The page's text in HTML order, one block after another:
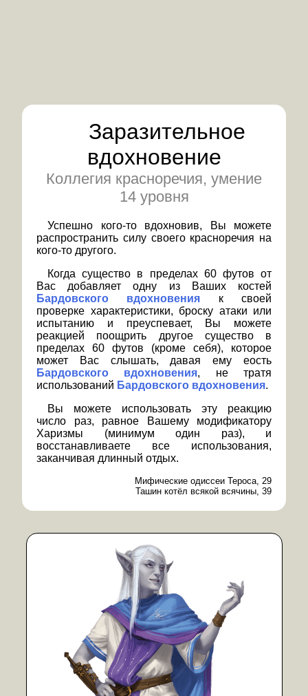
Заразительное
вдохновение
Коллегия красноречия, умение
14 уровня
Успешно кого-то вдохновив, Вы можете
распространить силу своего красноречия на
кого-то другого.
Когда существо в пределах 60 футов от
Вас добавляет одну из Ваших костей
Бардовского вдохновения к своей
проверке характеристики, броску атаки или
испытанию и преуспевает, Вы можете
реакцией поощрить другое существо в
пределах 60 футов (кроме себя), которое
может Вас слышать, давая ему еость
Бардовского вдохновения, не тратя
использований Бардовского вдохновения.
Вы можете использовать эту реакцию
число раз, равное Вашему модификатору
Харизмы (минимум один раз), и
восстанавливаете все использования,
заканчивая длинный отдых.
Мифические одиссеи Тероса, 29
Ташин котёл всякой всячины, 39